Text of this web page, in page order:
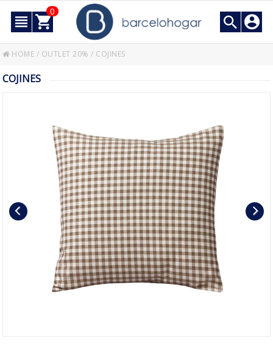
0
HOME / OUTLET 20% / COJINES
COJINES